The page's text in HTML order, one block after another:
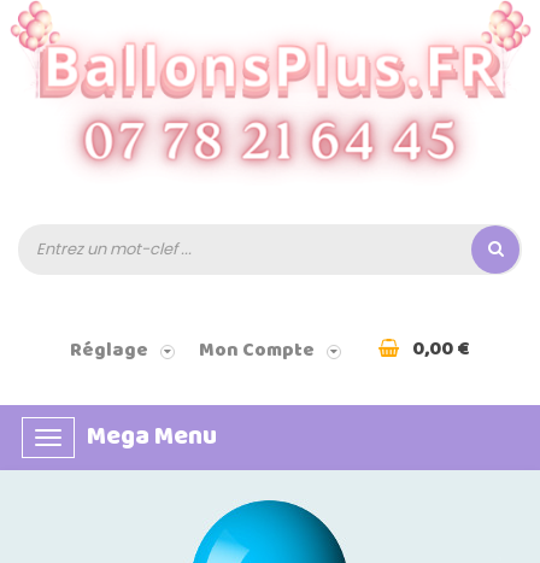
Réglage Mon Compte 0,00 €
Basculer
la
Mega Menu